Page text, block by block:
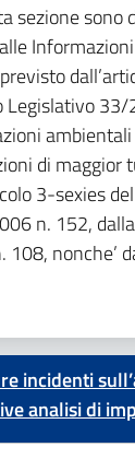
sezione sono
Legislativo
di maggior
3-sexies
n. 152,
108, nonche’
incidenti
analisi di